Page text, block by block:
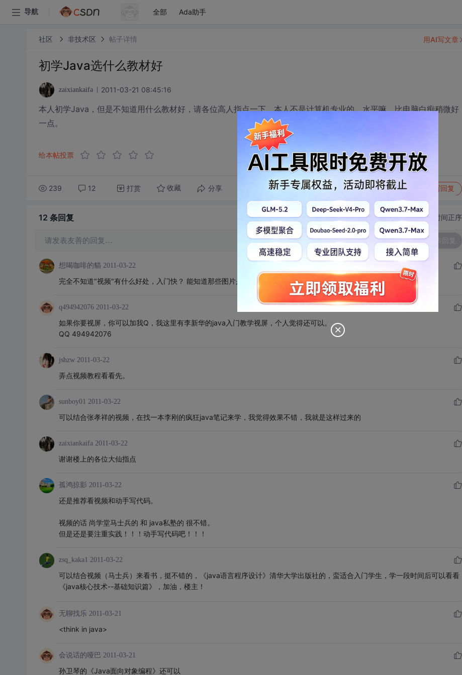
导航 全部 Ada助手
社区 非技术区 帖子详情
初学Java选什么教材好
zaixiankaifa 2011-03-21 08:45:16
本人初学Java，但是不知道用什么教材好，请各位高人指点一下，本人不是计算机专业的。水平嘛，比电脑白痴稍微好
一点。
给本帖投票
239 12 打赏 收藏 分享 转发到动态 举报 写回复
用AI写文章
12 条回复 切换为时间正序
请发表友善的回复… 发表回复
想喝咖啡的貓 2011-03-22
完全不知道"视频"有什么好处，入门快？ 能知道那些图片是啥意思吗?
q494942076 2011-03-22
如果你要视屏，你可以加我Q，我这里有李新华的java入门教学视屏，个人觉得还可以。
QQ 494942076
jshzw 2011-03-22
弄点视频教程看看先。
sunboy01 2011-03-22
可以结合张孝祥的视频，在找一本李刚的疯狂java笔记来学，我觉得效果不错，我就是这样过来的
zaixiankaifa 2011-03-22
谢谢楼上的各位大仙指点
孤鸿掠影 2011-03-22
还是推荐看视频和动手写代码。
视频的话 尚学堂马士兵的 和 java私塾的 很不错。
但是还是要注重实践！！！动手写代码吧！！！
zsq_kaka1 2011-03-22
可以结合视频（马士兵）来看书，挺不错的，《java语言程序设计》清华大学出版社的，蛮适合入门学生，学一段时间后可以看看
《java核心技术--基础知识篇》，加油，楼主！
无聊找乐 2011-03-21
<think in java>
会说话的哑巴 2011-03-21
孙卫琴的《Java面向对象编程》还可以